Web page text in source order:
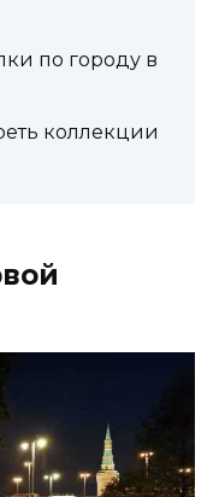
по городу в
коллекции